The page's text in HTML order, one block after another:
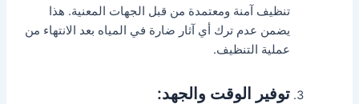
تنظيف آمنة ومعتمدة من قبل الجهات المعنية. هذا
يضمن عدم ترك أي آثار ضارة في المياه بعد الانتهاء من
عملية التنظيف.
توفير الوقت والجهد: